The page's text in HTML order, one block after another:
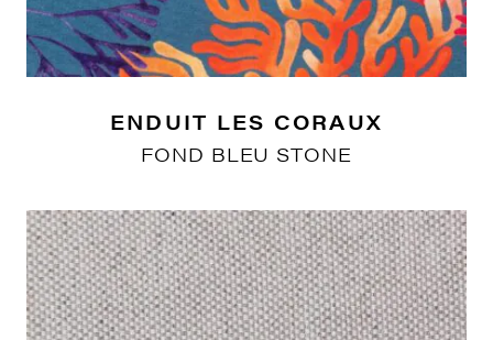
ENDUIT LES CORAUX
FOND BLEU STONE